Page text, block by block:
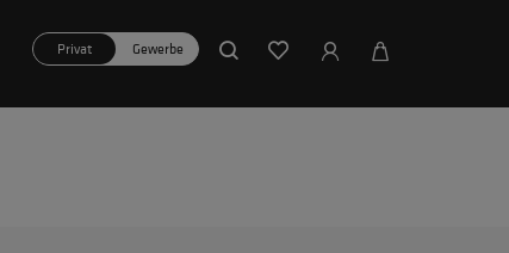
Privat Gewerbe